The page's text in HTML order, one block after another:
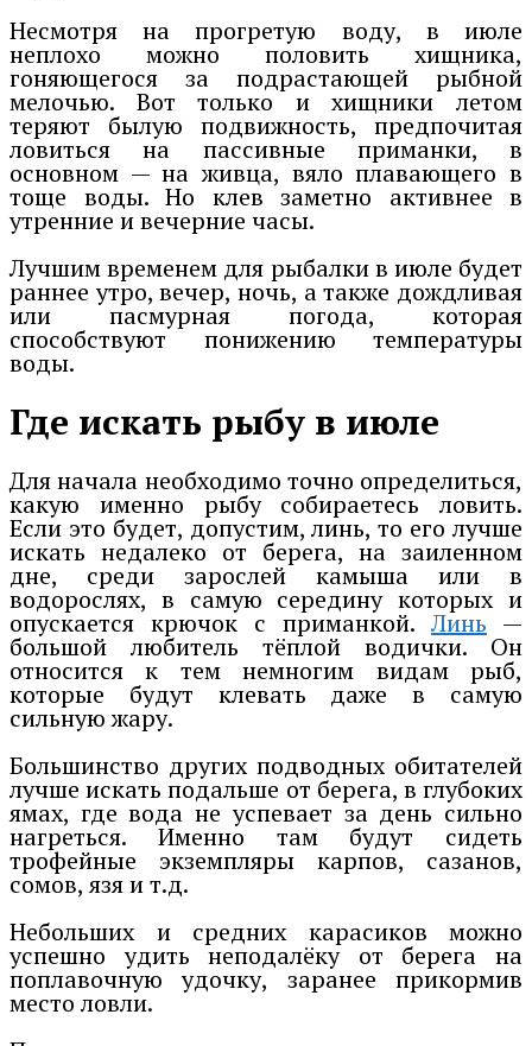
Несмотря на прогретую воду, в июле
неплохо можно половить хищника,
гоняющегося за подрастающей рыбной
мелочью. Вот только и хищники летом
теряют былую подвижность, предпочитая
ловиться на пассивные приманки, в
основном — на живца, вяло плавающего в
тоще воды. Но клев заметно активнее в
утренние и вечерние часы.
Лучшим временем для рыбалки в июле будет
раннее утро, вечер, ночь, а также дождливая
или пасмурная погода, которая
способствуют понижению температуры
воды.
Где искать рыбу в июле
Для начала необходимо точно определиться,
какую именно рыбу собираетесь ловить.
Если это будет, допустим, линь, то его лучше
искать недалеко от берега, на заиленном
дне, среди зарослей камыша или в
водорослях, в самую середину которых и
опускается крючок с приманкой.Линь —
большой любитель тёплой водички. Он
относится к тем немногим видам рыб,
которые будут клевать даже в самую
сильную жару.
Большинство других подводных обитателей
лучше искать подальше от берега, в глубоких
ямах, где вода не успевает за день сильно
нагреться. Именно там будут сидеть
трофейные экземпляры карпов, сазанов,
сомов, язя и т.д.
Небольших и средних карасиков можно
успешно удить неподалёку от берега на
поплавочную удочку, заранее прикормив
место ловли.